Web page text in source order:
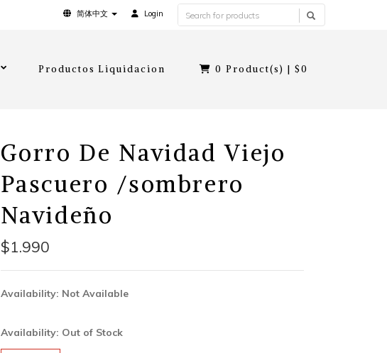
简体中文 Login
Productos Liquidacion 0 Product(s) |$0
Gorro De Navidad Viejo
Pascuero /sombrero
Navideño
$1.990
Availability: Not Available
Availability: Out of Stock